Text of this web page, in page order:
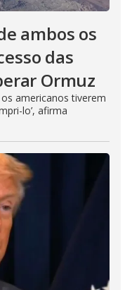
ambos os
das
Ormuz
americanos tiverem
lo’, afirma